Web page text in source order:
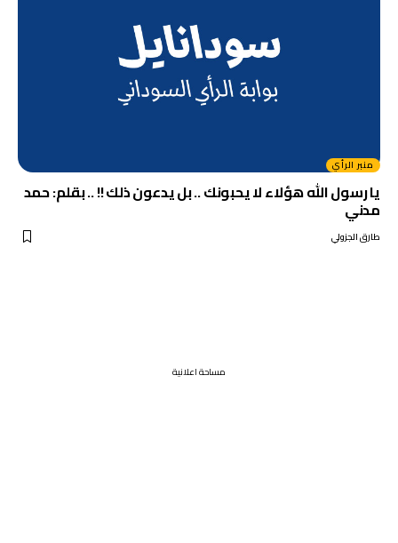
منبر الرأي
يا رسول الله هؤلاء لا يحبونك .. بل يدعون ذلك !! .. بقلم: حمد
مدني
طارق الجزولي
مساحة اعلانية